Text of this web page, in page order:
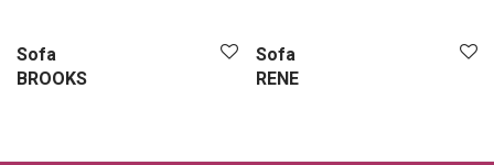
Sofa
BROOKS
Sofa
RENE